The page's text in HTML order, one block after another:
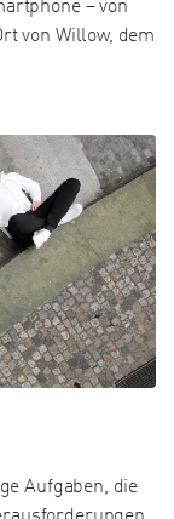
– von
von Willow, dem
Aufgaben, die